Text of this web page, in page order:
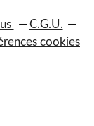
C.G.U.
cookies